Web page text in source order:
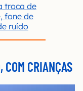
troca de
fone de
ruído
COM CRIANÇAS